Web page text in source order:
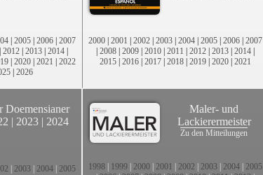
| 2005 | 2006 | 2007
| 2012 | 2013 | 2014 |
| 2020 | 2021 | 2022
| 2026
2000 | 2001 | 2002 | 2003 | 2004 | 2005 | 2006 | 2007
| 2008 | 2009 | 2010 | 2011 | 2012 | 2013 | 2014 |
2015 | 2016 | 2017 | 2018 | 2019 | 2020 | 2021
Doemensianer
| 2023 | 2024
2003 2004 2005
Maler- und
Lackierermeister
Zu den Mitteilungen
1998 1999 2000 2001 2002 2003 2004 2005